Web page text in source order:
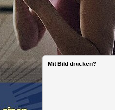
Mit Bild drucken?